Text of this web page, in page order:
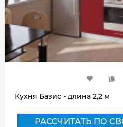
Кухня Базис - длина 2,2 м
РАССЧИТАТЬ ПО